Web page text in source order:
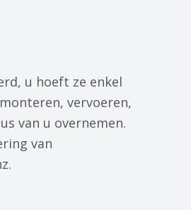
u hoeft ze enkel
vervoeren,
van u overnemen.
van